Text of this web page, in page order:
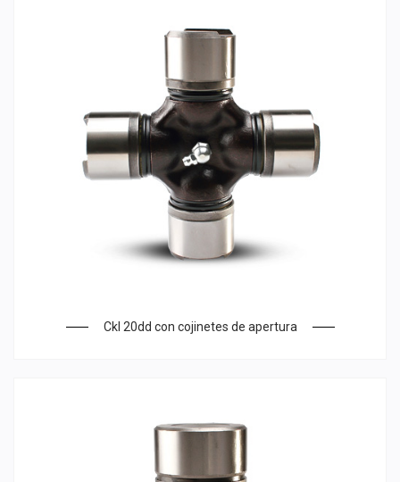
Ckl 20dd con cojinetes de apertura